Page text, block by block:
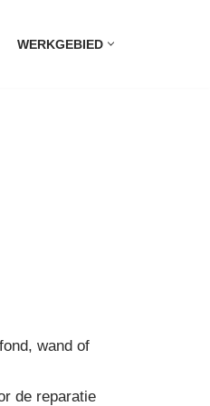
WERKGEBIED
wand of
de reparatie